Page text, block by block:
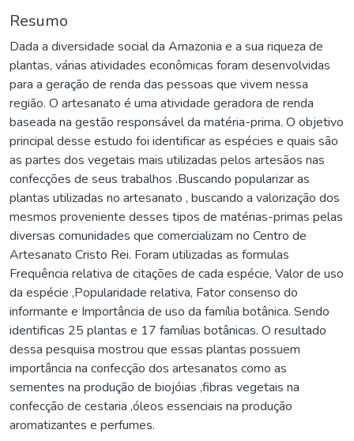
Resumo
Dada a diversidade social da Amazonia e a sua riqueza de
plantas, várias atividades econômicas foram desenvolvidas
para a geração de renda das pessoas que vivem nessa
região. O artesanato é uma atividade geradora de renda
baseada na gestão responsável da matéria-prima. O objetivo
principal desse estudo foi identificar as espécies e quais são
as partes dos vegetais mais utilizadas pelos artesãos nas
confecções de seus trabalhos .Buscando popularizar as
plantas utilizadas no artesanato , buscando a valorização dos
mesmos proveniente desses tipos de matérias-primas pelas
diversas comunidades que comercializam no Centro de
Artesanato Cristo Rei. Foram utilizadas as formulas
Frequência relativa de citações de cada espécie, Valor de uso
da espécie ,Popularidade relativa, Fator consenso do
informante e Importância de uso da família botânica. Sendo
identificas 25 plantas e 17 famílias botânicas. O resultado
dessa pesquisa mostrou que essas plantas possuem
importância na confecção dos artesanatos como as
sementes na produção de biojóias ,fibras vegetais na
confecção de cestaria ,óleos essenciais na produção
aromatizantes e perfumes.